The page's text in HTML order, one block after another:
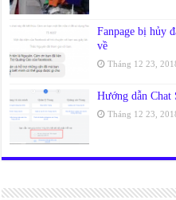
Fanpage bị hủy
về
Tháng 12 23,
Hướng dẫn Chat
Tháng 12 23,